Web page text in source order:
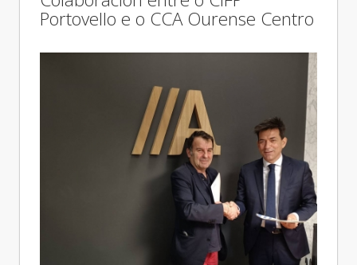
Portovello e o CCA Ourense Centro